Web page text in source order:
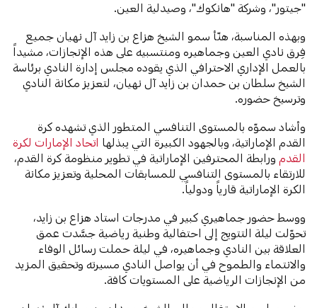
"جيتور"، وشركة "هانكوك"، وصيدلية العين.
وبهذه المناسبة، هنّأ سمو الشيخ هزاع بن زايد آل نهيان جميع
فِرق نادي العين وجماهيره ومنتسبيه على هذه الإنجازات، مشيداً
بالعمل الإداري الاحترافي الذي يقوده مجلس إدارة النادي برئاسة
الشيخ سلطان بن حمدان بن زايد آل نهيان، لتعزيز مكانة النادي
وترسيخ حضوره.
وأشاد سموّه بالمستوى التنافسي المتطور الذي تشهده كرة
القدم الإماراتية، وبالجهود الكبيرة التي يبذلها اتحاد الإمارات لكرة
القدم ورابطة المحترفين الإماراتية في تطوير منظومة كرة القدم،
للارتقاء بالمستوى التنافسي للمسابقات المحلية وتعزيز مكانة
الكرة الإماراتية قارياً ودولياً.
ووسط حضور جماهيري كبير في مدرجات استاد هزاع بن زايد،
تحوّلت ليلة التتويج إلى احتفالية وطنية رياضية جسَّدت عمق
العلاقة بين النادي وجماهيره، في ليلة حملت رسائل الوفاء
والانتماء والطموح في أن يواصل النادي مسيرته وتحقيق المزيد
من الإنجازات الرياضية على المستويات كافة.